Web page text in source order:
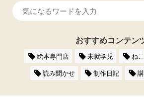
おすすめコンテン
絵本専門店 未就学児 ねこ
読み聞かせ
制作日記